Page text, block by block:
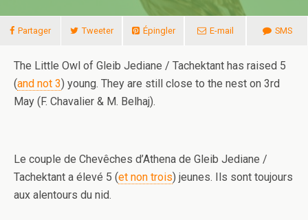
Partager Tweeter Épingler E-mail SMS
The Little Owl of Gleib Jediane / Tachektant has raised 5
(and not 3) young. They are still close to the nest on 3rd
May (F. Chavalier & M. Belhaj).
Le couple de Chevêches d’Athena de Gleib Jediane /
Tachektant a élevé 5 (et non trois) jeunes. Ils sont toujours
aux alentours du nid.